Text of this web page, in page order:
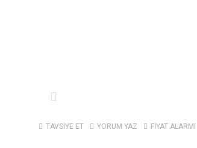
TAVSİYE ET YORUM YAZ FİYAT ALARMI